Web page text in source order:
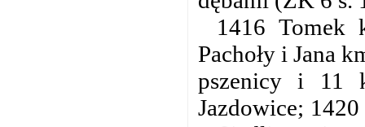
1416 Tomek
Pachoły i Jana
pszenicy i 11
Jazdowice;